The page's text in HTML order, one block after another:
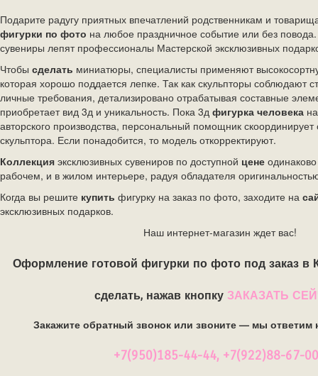
Подарите радугу приятных впечатлений родственникам и
фигурки по фото на любое праздничное событие или без
сувениры лепят профессионалы Мастерской эксклюзивных
Чтобы сделать миниатюры, специалисты применяют
которая хорошо поддается лепке. Так как скульпторы соблюдают
личные требования, детализировано отрабатывая составные
приобретает вид 3д и уникальность. Пока 3д фигурка человека
авторского производства, персональный помощник
скульптора. Если понадобится, то модель откорректируют.
Коллекция эксклюзивных сувениров по доступной цене
рабочем, и в жилом интерьере, радуя обладателя
Когда вы решите купить фигурку на заказ по фото, заходите на
эксклюзивных подарков.
Наш интернет-магазин ждет вас!
Оформление готовой фигурки по фото под заказ в
сделать, нажав кнопку ЗАКАЗАТЬ
Закажите обратный звонок или звоните — мы
+7(950)185-44-44, +7(922)88-67-